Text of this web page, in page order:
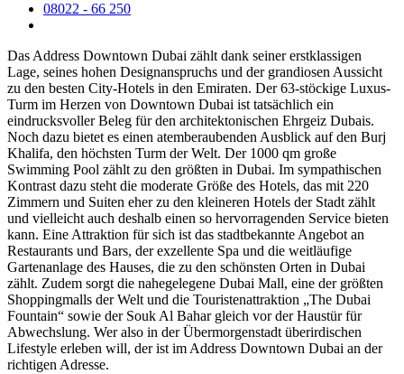
08022 - 66 250
Das Address Downtown Dubai zählt dank seiner erstklassigen
Lage, seines hohen Designanspruchs und der grandiosen Aussicht
zu den besten City-Hotels in den Emiraten. Der 63-stöckige Luxus-
Turm im Herzen von Downtown Dubai ist tatsächlich ein
eindrucksvoller Beleg für den architektonischen Ehrgeiz Dubais.
Noch dazu bietet es einen atemberaubenden Ausblick auf den Burj
Khalifa, den höchsten Turm der Welt. Der 1000 qm große
Swimming Pool zählt zu den größten in Dubai. Im sympathischen
Kontrast dazu steht die moderate Größe des Hotels, das mit 220
Zimmern und Suiten eher zu den kleineren Hotels der Stadt zählt
und vielleicht auch deshalb einen so hervorragenden Service bieten
kann. Eine Attraktion für sich ist das stadtbekannte Angebot an
Restaurants und Bars, der exzellente Spa und die weitläufige
Gartenanlage des Hauses, die zu den schönsten Orten in Dubai
zählt. Zudem sorgt die nahegelegene Dubai Mall, eine der größten
Shoppingmalls der Welt und die Touristenattraktion „The Dubai
Fountain“ sowie der Souk Al Bahar gleich vor der Haustür für
Abwechslung. Wer also in der Übermorgenstadt überirdischen
Lifestyle erleben will, der ist im Address Downtown Dubai an der
richtigen Adresse.